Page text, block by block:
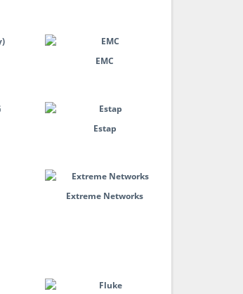
EMC
Estap
Extreme Networks